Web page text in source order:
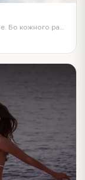
ПРО G×BAR Хоча ні. Краще поговорімо про тебе. Бо кожного разу, коли ти сідаєш у крісло G, стається наша улюблена колаборація. Бачення майстра зустрічається з тв…